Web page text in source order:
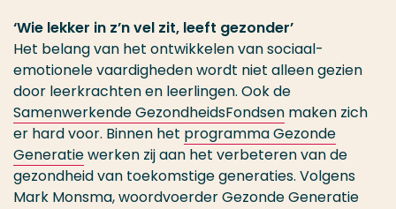
‘Wie lekker in z’n vel zit, leeft gezonder’
Het belang van het ontwikkelen van sociaal-
emotionele vaardigheden wordt niet alleen gezien
door leerkrachten en leerlingen. Ook de
Samenwerkende GezondheidsFondsen maken zich
er hard voor. Binnen het programma Gezonde
Generatiewerken zij aan het verbeteren van de
gezondheid van toekomstige generaties. Volgens
Mark Monsma, woordvoerder Gezonde Generatie